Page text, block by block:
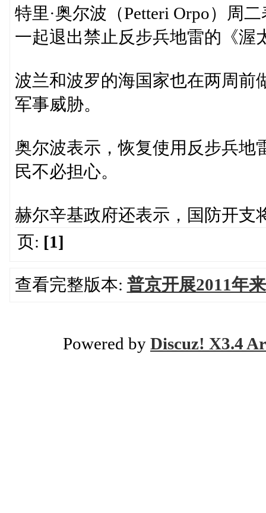
特里·奥尔波（Petteri Orpo）周
一起退出禁止反步兵地雷的《渥
波兰和波罗的海国家也在两周前
军事威胁。
奥尔波表示，恢复使用反步兵地
民不必担心。
赫尔辛基政府还表示，国防开支
页: [1]
查看完整版本: 普京开展2011年
Powered by Discuz! X3.4